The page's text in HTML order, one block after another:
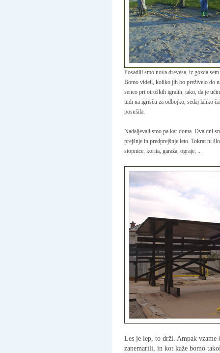
Posadili smo nova drevesa, iz gozda
Bomo videli, koliko jih bo preživelo do
senco pri otroških igralih, tako, da je
tudi na igrišču za odbojko, sedaj lahko
posušila.
Nadaljevali smo pa kar doma. Dva dni
prejšnje in predprejšnje leto. Tokrat ni
stopnice, korita, garaža, ograje, ...
Les je lep, to drži. Ampak vzame
zanemarili, in kot kaže bomo